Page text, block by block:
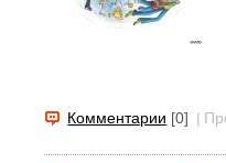
Комментарии [0] |